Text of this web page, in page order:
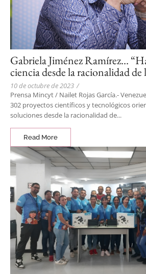
Gabriela Jiménez Ramírez…
ciencia desde la racionalidad de
10 de octubre de 2023 /
Prensa Mincyt / Nailet Rojas García.-
302 proyectos científicos y tecnológicos
soluciones desde la racionalidad de...
Read More